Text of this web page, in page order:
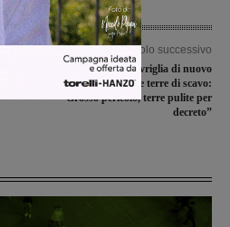
Articolo successivo
Tav, il M5S di Cavriglia di nuovo
all’attacco sulle terre di scavo:
“Grosso pericolo, terre pulite per
decreto”